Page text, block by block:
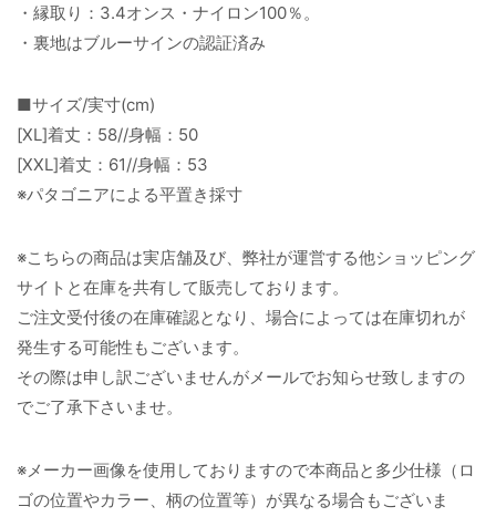
・縁取り：3.4オンス・ナイロン100％。
・裏地はブルーサインの認証済み
■サイズ/実寸(cm)
[XL]着丈：58//身幅：50
[XXL]着丈：61//身幅：53
※パタゴニアによる平置き採寸
※こちらの商品は実店舗及び、弊社が運営する他ショッピング
サイトと在庫を共有して販売しております。
ご注文受付後の在庫確認となり、場合によっては在庫切れが
発生する可能性もございます。
その際は申し訳ございませんがメールでお知らせ致しますの
でご了承下さいませ。
※メーカー画像を使用しておりますので本商品と多少仕様（ロ
ゴの位置やカラー、柄の位置等）が異なる場合もございま